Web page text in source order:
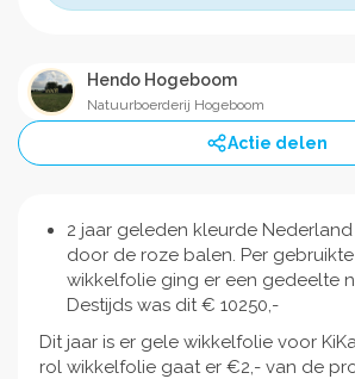
Hendo Hogeboom
Natuurboerderij Hogeboom
Actie delen
2 jaar geleden kleurde
door de roze balen. Per
wikkelfolie ging er een gedeelte
Destijds was dit € 10250,-
Dit jaar is er gele wikkelfolie voor
rol wikkelfolie gaat er €2,- van de